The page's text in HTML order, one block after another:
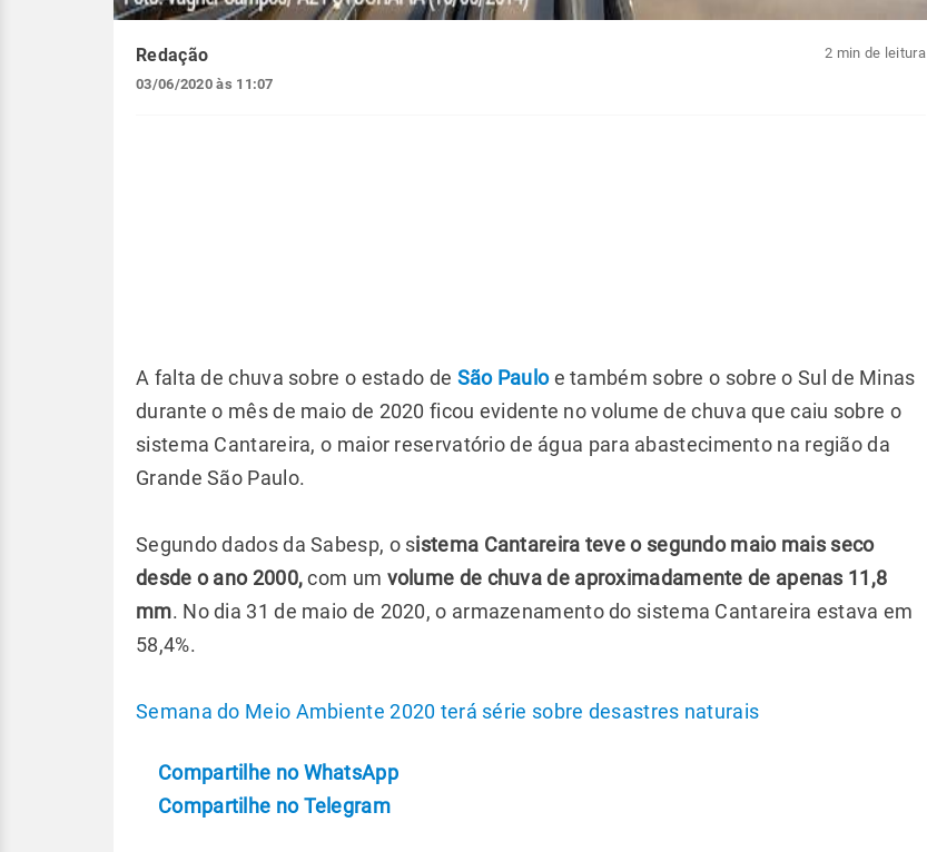
Redação
03/06/2020 às 11:07
2 min de leitura
A falta de chuva sobre o estado de São Pauloe também sobre o sobre o Sul de Minas
durante o mês de maio de 2020 ficou evidente no volume de chuva que caiu sobre o
sistema Cantareira, o maior reservatório de água para abastecimento na região da
Grande São Paulo.
Segundo dados da Sabesp, o sistema Cantareira teve o segundo maio mais seco
desde o ano 2000,com um volume de chuva de aproximadamente de apenas 11,8
mm. No dia 31 de maio de 2020, o armazenamento do sistema Cantareira estava em
58,4%.
Semana do Meio Ambiente 2020 terá série sobre desastres naturais
Compartilhe no WhatsApp
Compartilhe no Telegram